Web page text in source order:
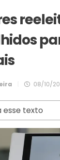
08/10/
esse texto